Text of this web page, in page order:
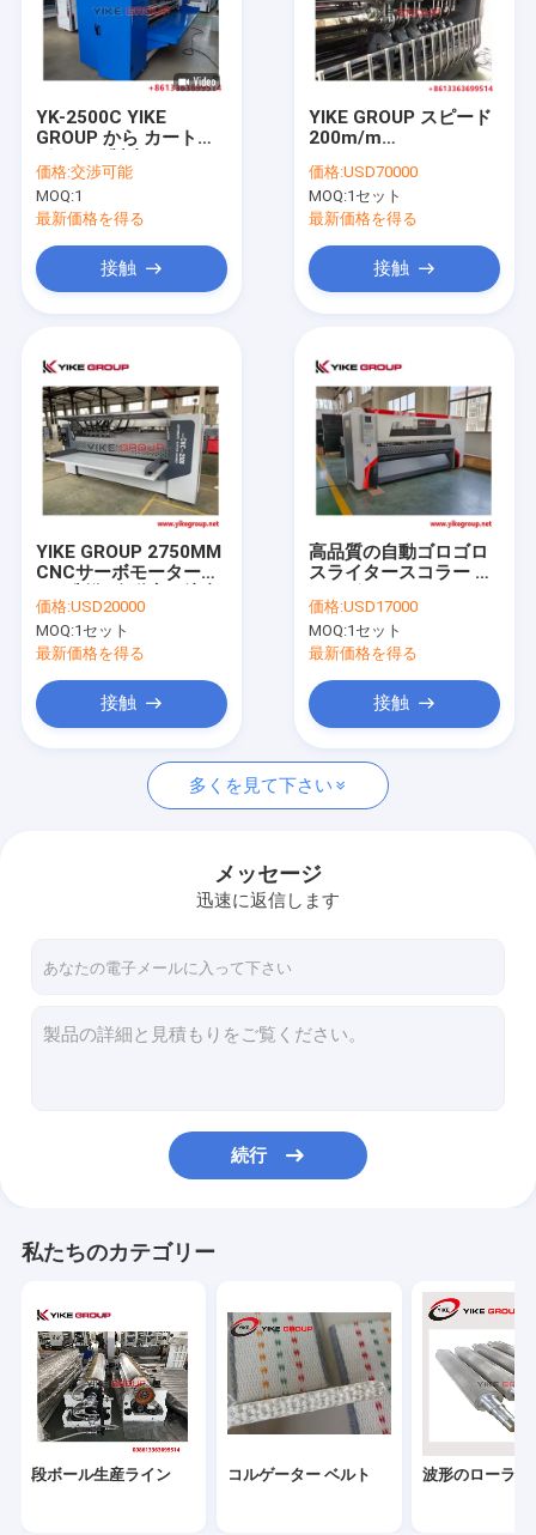
私達について
工場旅行
私達に連絡しなさい
ニュース
場合
段ボール生産ライン
フレキソ プリンター スロッター 機械
波形箱のステッチ機械
薄い刃スリッター スコアラー機械
機械を紐で縛るカートン箱
カートン製の機械部品
YK-2500C YIKE
GROUP から カートン
コンピュータスライタ
ースコア機
価格:交渉可能
MOQ:1
最新価格を得る
接触
YIKE GROUP スピード
200m/m
セルボタイプ オート 薄
刃スライタースコアマ
シン
価格:USD70000
MOQ:1セット
最新価格を得る
接触
YIKE GROUP 2750MM
CNCサーボモーター
付き 薄刃スライタース
コア機
価格:USD20000
MOQ:1セット
最新価格を得る
接触
高品質の自動ゴロゴロ
スライタースコラー カ
リージングマシン YIKE
GROUP
価格:USD17000
MOQ:1セット
最新価格を得る
接触
多くを見て下さい
メッセージ
迅速に返信します
続行
私たちのカテゴリー
段ボール生産ライン コルゲーター ベルト 波形のローラー